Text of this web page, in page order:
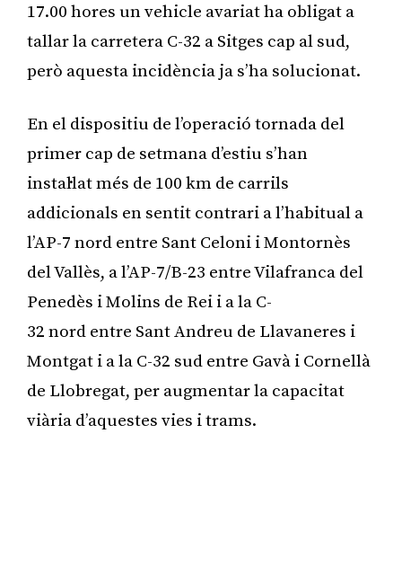
17.00 hores un vehicle avariat ha obligat a
tallar la carretera C-32 a Sitges cap al sud,
però aquesta incidència ja s’ha solucionat.
En el dispositiu de l’operació tornada del
primer cap de setmana d’estiu s’han
instal·lat més de 100 km de carrils
addicionals en sentit contrari a l’habitual a
l’AP-7 nord entre Sant Celoni i Montornès
del Vallès, a l’AP-7/B-23 entre Vilafranca del
Penedès i Molins de Rei i a la C-
32 nord entre Sant Andreu de Llavaneres i
Montgat i a la C-32 sud entre Gavà i Cornellà
de Llobregat, per augmentar la capacitat
viària d’aquestes vies i trams.